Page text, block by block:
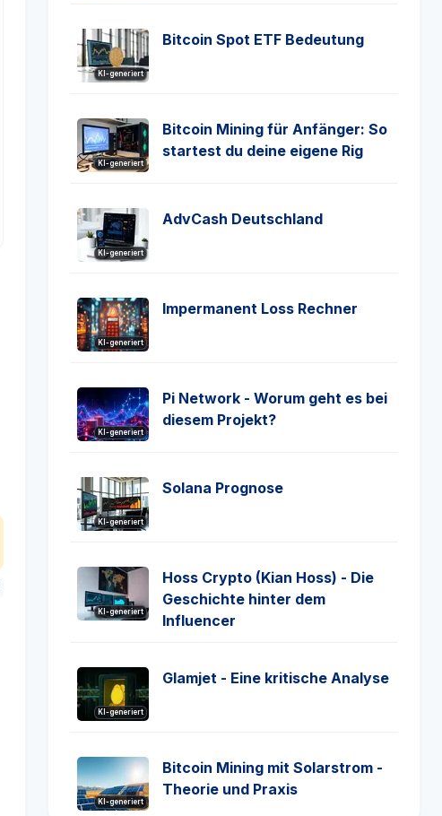
KI-generiert
Bitcoin Spot ETF Bedeutung
KI-generiert
Bitcoin Mining für Anfänger: So
startest du deine eigene Rig
KI-generiert
AdvCash Deutschland
KI-generiert
Impermanent Loss Rechner
KI-generiert
Pi Network - Worum geht es bei
diesem Projekt?
KI-generiert
Solana Prognose
KI-generiert
Hoss Crypto (Kian Hoss) - Die
Geschichte hinter dem
Influencer
KI-generiert
Glamjet - Eine kritische Analyse
KI-generiert
Bitcoin Mining mit Solarstrom -
Theorie und Praxis